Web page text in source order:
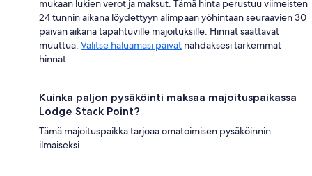
mukaan lukien verot ja maksut. Tämä hinta perustuu viimeisten
24 tunnin aikana löydettyyn alimpaan yöhintaan seuraavien 30
päivän aikana tapahtuville majoituksille. Hinnat saattavat
muuttua. Valitse haluamasi päivät nähdäksesi tarkemmat
hinnat.
Kuinka paljon pysäköinti maksaa majoituspaikassa
Lodge Stack Point?
Tämä majoituspaikka tarjoaa omatoimisen pysäköinnin
ilmaiseksi.